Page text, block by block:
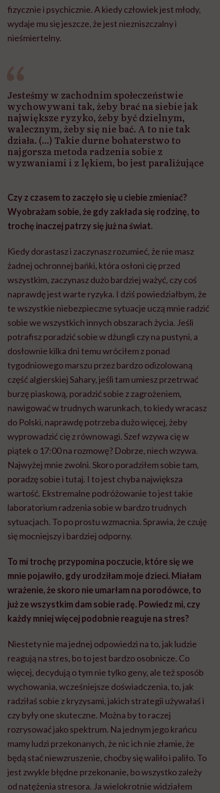
fizycznie i psychicznie. A kiedy człowiek jest młody,
wydaje mu się jeszcze, że jest niezniszczalny i
nieśmiertelny.
Jesteśmy w zachodnim społeczeństwie
wychowywani tak, żeby brać na siebie jak
największe ryzyko, żeby być dzielnym,
walecznym, żeby się nie bać. A to nie tak
działa. (...) Takie durne bohaterstwo to
najgorsza metoda radzenia sobie z
wyzwaniami i z lękiem, bo jest paraliżujące
Czy z czasem to zaczęło się u ciebie zmieniać?
Wyobrażam sobie, że gdy zakłada się rodzinę, to
trochę inaczej patrzy się już na świat.
Kiedy dorastasz i zaczynasz rozumieć, że nie masz
żadnej ochronnej bańki, która osłoni cię przed
wszystkim, zaczynasz dużo bardziej ważyć, czy coś
naprawdę jest warte ryzyka. I dziś powiedziałbym, że
te wszystkie niebezpieczne sytuacje uczą mnie radzić
sobie we wszystkich innych obszarach życia. Jeśli
potrafisz poradzić sobie w dżungli czy na pustyni, a
dosłownie kilka dni temu wróciłem z ponad
tygodniowego marszu przez bardzo odizolowaną
część algierskiej Sahary, jeśli tam umiesz przetrwać
burzę piaskową, poradzić sobie z zagrożeniem,
nawigować w trudnych warunkach, to kiedy wracasz
do Polski, naprawdę potrzeba dużo więcej, żeby
wyprowadzić cię z równowagi. Szef wzywa cię w
piątek o 17:00 na rozmowę? Dobrze, niech wzywa.
Najwyżej mnie zwolni. Skoro poradziłem sobie tam,
poradzę sobie i tutaj. I to jest chyba największa
wartość. Ekstremalne podróżowanie to jest takie
laboratorium radzenia sobie w bardzo trudnych
sytuacjach. To po prostu wzmacnia. Sprawia, że czuję
się mocniejszy i bardziej odporny.
To mi trochę przypomina poczucie, które się we
mnie pojawiło, gdy urodziłam moje dzieci. Miałam
wrażenie, że skoro nie umarłam na porodówce, to
już ze wszystkim dam sobie radę. Powiedz mi, czy
każdy mniej więcej podobnie reaguje na stres?
Niestety nie ma jednej odpowiedzi na to, jak ludzie
reagują na stres, bo to jest bardzo osobnicze. Co
więcej, decydują o tym nie tylko geny, ale też sposób
wychowania, wcześniejsze doświadczenia, to, jak
radziłaś sobie z kryzysami, jakich strategii używałaś i
czy były one skuteczne. Można by to raczej
rozrysować jako spektrum. Na jednym jego krańcu
mamy ludzi przekonanych, że nic ich nie złamie, że
będą stać niewzruszenie, choćby się waliło i paliło. To
jest zwykle błędne przekonanie, bo wszystko zależy
od natężenia stresora. Ja wielokrotnie widziałem